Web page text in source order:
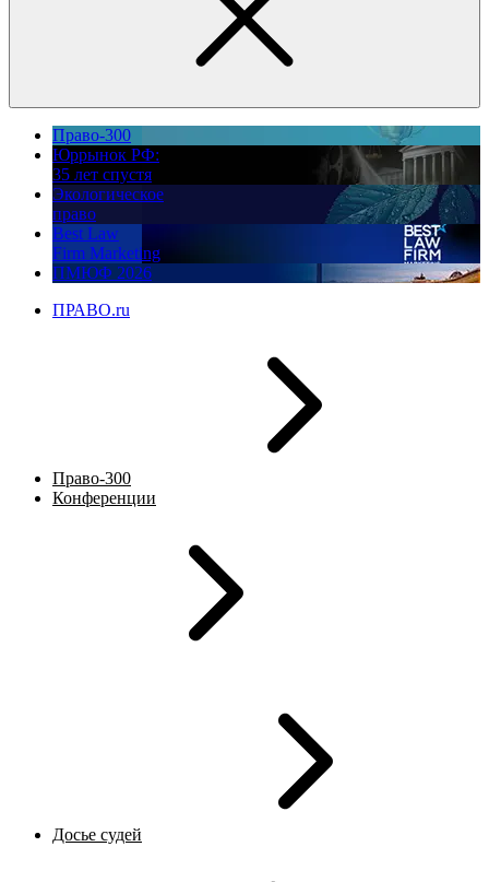
Право-300
Юррынок РФ:
35 лет спустя
Экологическое
право
Best Law
Firm Marketing
ПМЮФ 2026
ПРАВО.ru
Право-300
Конференции
Досье судей